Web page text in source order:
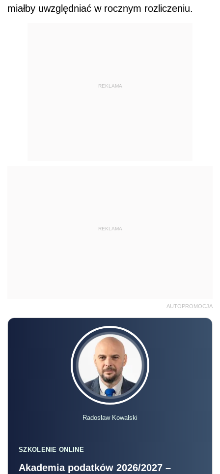
miałby uwzględniać w rocznym rozliczeniu.
REKLAMA
REKLAMA
AUTOPROMOCJA
Radosław Kowalski
SZKOLENIE ONLINE
Akademia podatków 2026/2027 –